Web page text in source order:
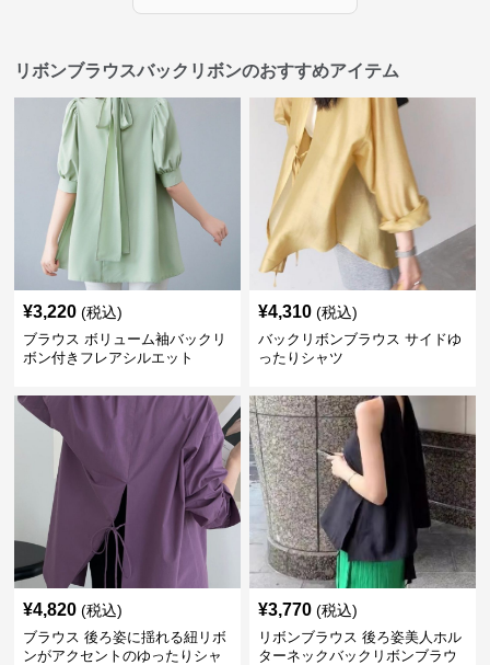
リボンブラウスバックリボンのおすすめアイテム
¥3,220 (税込)
ブラウス ボリューム袖バックリ
ボン付きフレアシルエット
¥4,310 (税込)
バックリボンブラウス サイドゆ
ったりシャツ
¥4,820 (税込)
ブラウス 後ろ姿に揺れる紐リボ
ンがアクセントのゆったりシャ
¥3,770 (税込)
リボンブラウス 後ろ姿美人ホル
ターネックバックリボンブラウ